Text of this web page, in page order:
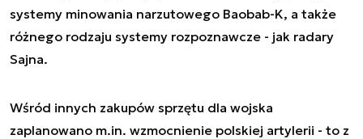
systemy minowania narzutowego Baobab-K, a także
różnego rodzaju systemy rozpoznawcze - jak radary
Sajna.
Wśród innych zakupów sprzętu dla wojska
zaplanowano m.in. wzmocnienie polskiej artylerii - to z